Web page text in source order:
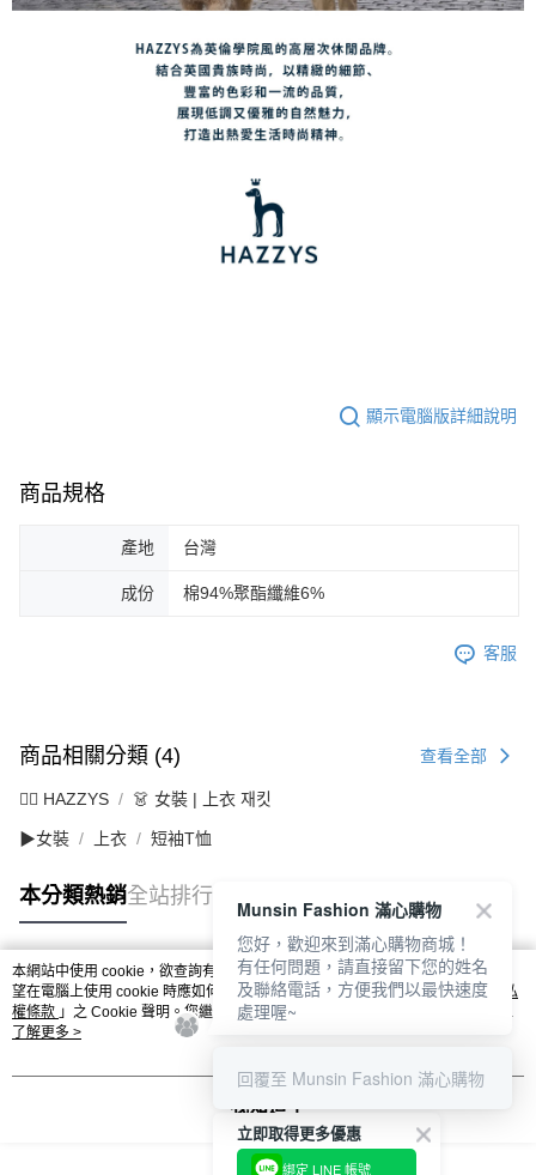
顯示電腦版詳細說明
商品規格
產地 台灣
成份 棉94%聚酯纖維6%
客服
商品相關分類 (4) 查看全部
🐕‍🦺 HAZZYS 👗 女裝 | 上衣 재킷
▶女裝 上衣 短袖T恤
本分類熱銷全站排行
熱門標籤
本網站中使用 cookie，欲查詢有關本網站使用 cookie 方式之詳情，及若您不希
望在電腦上使用 cookie 時應如何變更電腦的 cookie 設定，請參閱本網站「
隱私
權條款 」之 Cookie 聲明。您繼續使用本網站即表示您同意本公司得按本網站使
用條款之 Cookie 聲明使用 cookie。
了解更多 >
我知道了
立即取得更多優惠
綁定 LINE 帳號
Munsin Fashion 滿心購物
您好，歡迎來到滿心購物商城！
有任何問題，請直接留下您的姓名
及聯絡電話，方便我們以最快速度
處理喔~
回覆至 Munsin Fashion 滿心購物